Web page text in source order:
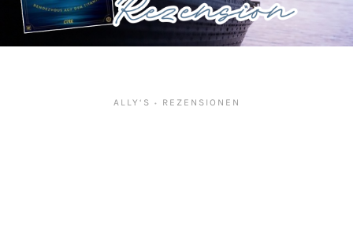
ALLY‘S • REZENSIONEN